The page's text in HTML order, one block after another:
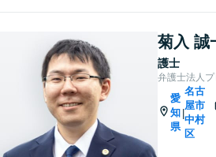
菊入 誠
護士
弁護士法人
愛
知
県
|
名古
屋市
中村
区